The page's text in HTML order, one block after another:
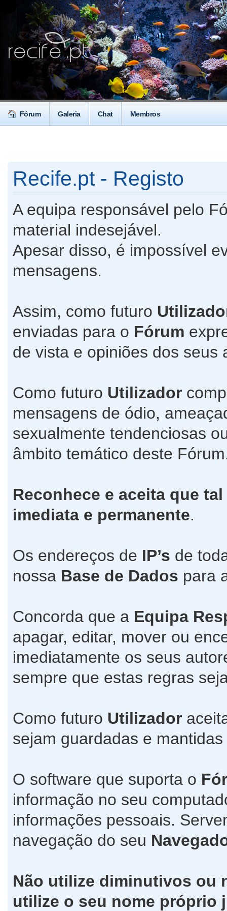
Fórum Galeria Chat Membros
Recife.pt - Registo
A equipa responsável pelo
material indesejável.
Apesar disso, é impossível
mensagens.
Assim, como futuro
enviadas para o Fórum
de vista e opiniões dos seus
Como futuro Utilizador
mensagens de ódio,
sexualmente tendenciosas
âmbito temático deste
Reconhece e aceita que
imediata e permanente.
Os endereços de IP’s de
nossa Base de Dados para
Concorda que a Equipa
apagar, editar, mover ou
imediatamente os seus
sempre que estas regras
Como futuro Utilizador
sejam guardadas e
O software que suporta o
informação no seu
informações pessoais.
navegação do seu
Não utilize diminutivos ou
utilize o seu nome próprio